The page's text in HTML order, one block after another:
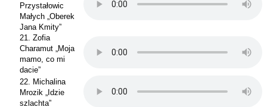
Przystałowic
Małych „Oberek
Jana Kmity”
21. Zofia
Charamut „Moja
mamo, co mi
dacie”
22. Michalina
Mrozik „Idzie
szlachta”